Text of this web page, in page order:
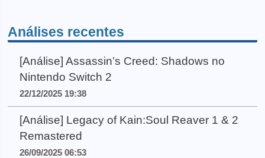
Análises recentes
[Análise] Assassin’s Creed: Shadows no
Nintendo Switch 2
22/12/2025 19:38
[Análise] Legacy of Kain:Soul Reaver 1 & 2
Remastered
26/09/2025 06:53